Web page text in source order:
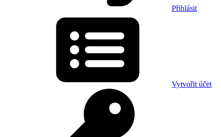
Přihlásit
Vytvořit účet